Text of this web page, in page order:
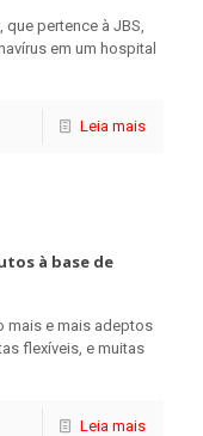
pertence à JBS,
em um hospital
Leia mais
à base de
mais e mais adeptos
flexíveis, e muitas
Leia mais